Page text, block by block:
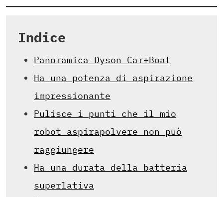
Indice
Panoramica Dyson Car+Boat
Ha una potenza di aspirazione
impressionante
Pulisce i punti che il mio
robot aspirapolvere non può
raggiungere
Ha una durata della batteria
superlativa